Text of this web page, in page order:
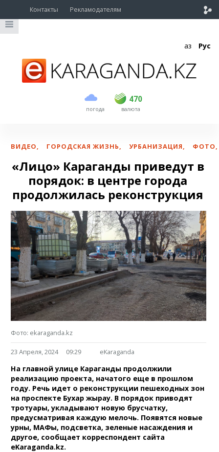
Контакты Рекламодателям
Қаз Рус
погода
470
USD 469 470
EUR валюта
ВИДЕО, ГОРОДСКАЯ ЖИЗНЬ, УРБАНИЗАЦИЯ, ФОТО,
«Лицо» Караганды приведут в
порядок: в центре города
продолжилась реконструкция
Фото: ekaraganda.kz
23 Апреля, 2024 09:29 eKaraganda
На главной улице Караганды продолжили
реализацию проекта, начатого еще в прошлом
году. Речь идет о реконструкции пешеходных зон
на проспекте Бухар жырау. В порядок приводят
тротуары, укладывают новую брусчатку,
предусматривая каждую мелочь. Появятся новые
урны, МАФы, подсветка, зеленые насаждения и
другое, сообщает корреспондент сайта
eKaraganda.kz.